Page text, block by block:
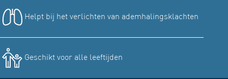
Helpt bij het verlichten van ademhalingsklachten
Geschikt voor alle leeftijden